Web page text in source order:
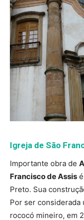
Igreja de São
Importante obra de
Francisco de Assis
Preto. Sua
Por ser considerada
rococó mineiro, em